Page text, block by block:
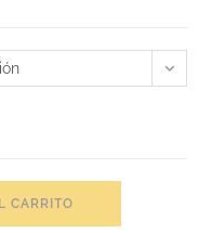
CARRITO